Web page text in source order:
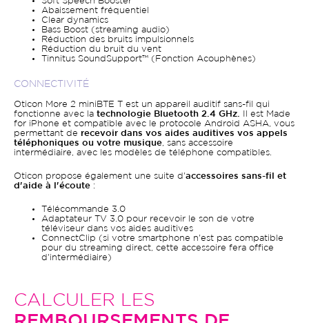
Abaissement fréquentiel
Clear dynamics
Bass Boost (streaming audio)
Réduction des bruits impulsionnels
Réduction du bruit du vent
Tinnitus SoundSupport™ (Fonction Acouphènes)
CONNECTIVITÉ
Oticon More 2 miniBTE T est un appareil auditif sans-fil qui
fonctionne avec la technologie Bluetooth 2.4 GHz.
Il est Made
for iPhone et compatible avec le protocole Android ASHA, vous
permettant de recevoir dans vos aides auditives vos appels
téléphoniques ou votre musique , sans accessoire
intermédiaire, avec les modèles de téléphone compatibles.
Oticon propose également une suite d'accessoires sans-fil et
d'aide à l'écoute :
Télécommande 3.0
Adaptateur TV 3.0 pour recevoir le son de votre
téléviseur dans vos aides auditives
ConnectClip (si votre smartphone n'est pas compatible
pour du streaming direct, cette accessoire fera office
d'intermédiaire)
CALCULER LES